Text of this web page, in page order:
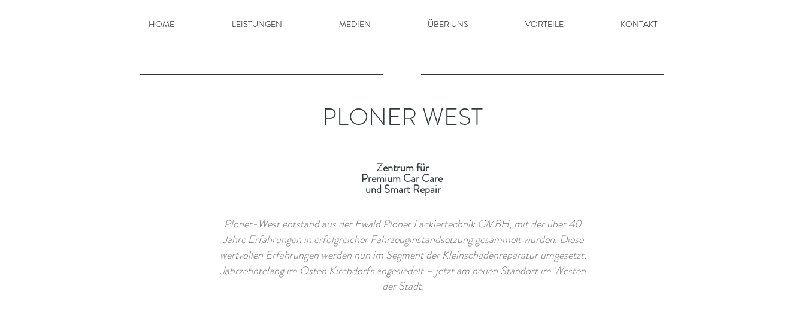
HOME LEISTUNGEN MEDIEN ÜBER UNS VORTEILE KONTAKT
PLONER WEST
Zentrum für
Premium Car Care
und Smart Repair
Ploner-West entstand aus der Ewald Ploner Lackiertechnik GMBH, mit der über 40
Jahre Erfahrungen in erfolgreicher Fahrzeuginstandsetzung gesammelt wurden. Diese
wertvollen Erfahrungen werden nun im Segment der Kleinschadenreparatur umgesetzt.
Jahrzehntelang im Osten Kirchdorfs angesiedelt – jetzt am neuen Standort im Westen
der Stadt.